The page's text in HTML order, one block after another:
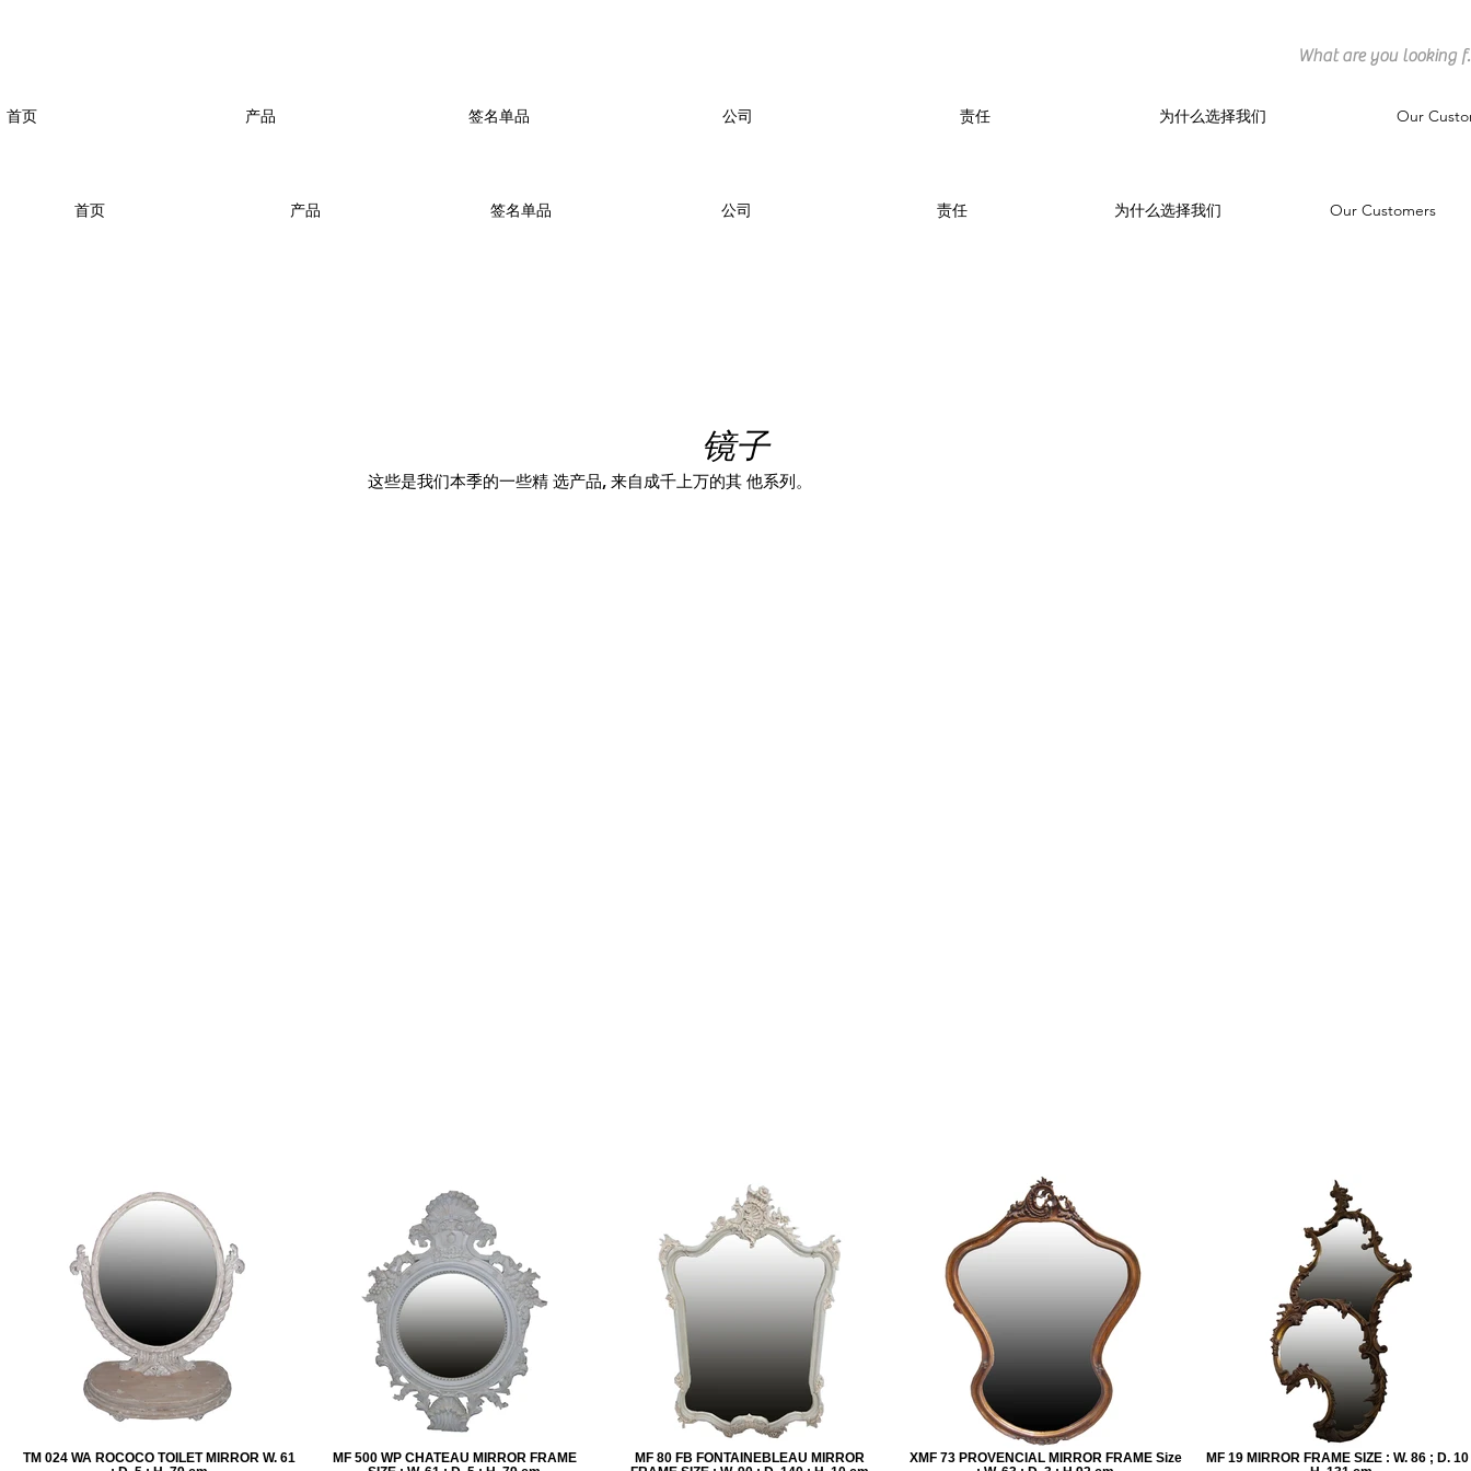
首页 产品 签名单品 公司 责任 为什么选择我们 Our Customers
首页 产品 签名单品 公司 责任 为什么选择我们 Our
镜子
这些是我们本季的一些精 选产品, 来自成千上万的其 他系列。
TM 024 WA ROCOCO TOILET MIRROR W. 61
MF 500 WP CHATEAU MIRROR FRAME
MF 80 FB FONTAINEBLEAU MIRROR
XMF 73 PROVENCIAL MIRROR FRAME Size
MF 19 MIRROR FRAME SIZE : W. 86 ; D. 10